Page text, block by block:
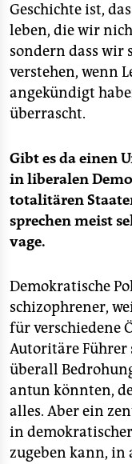
Geschichte ist,
leben, die wir
sondern dass wir
verstehen, wenn
angekündigt
überrascht.
Gibt es da einen
in liberalen
totalitären
sprechen meist
vage.
Demokratische
schizophrener,
für verschiedene
Autoritäre Führer
überall
antun könnten,
alles. Aber ein
in
zugeben kann,